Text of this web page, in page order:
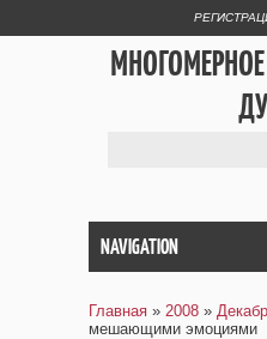
NAVIGATION
Главная » 2008 »
мешающими эмоциями